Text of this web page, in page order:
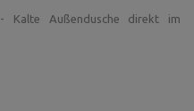
- Kalte Außendusche direkt im